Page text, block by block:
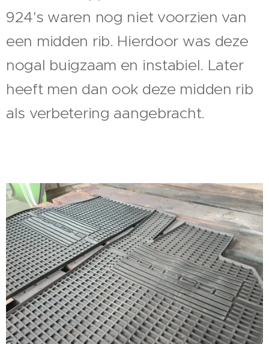
924's waren nog niet voorzien van
een midden rib. Hierdoor was deze
nogal buigzaam en instabiel. Later
heeft men dan ook deze midden rib
als verbetering aangebracht.